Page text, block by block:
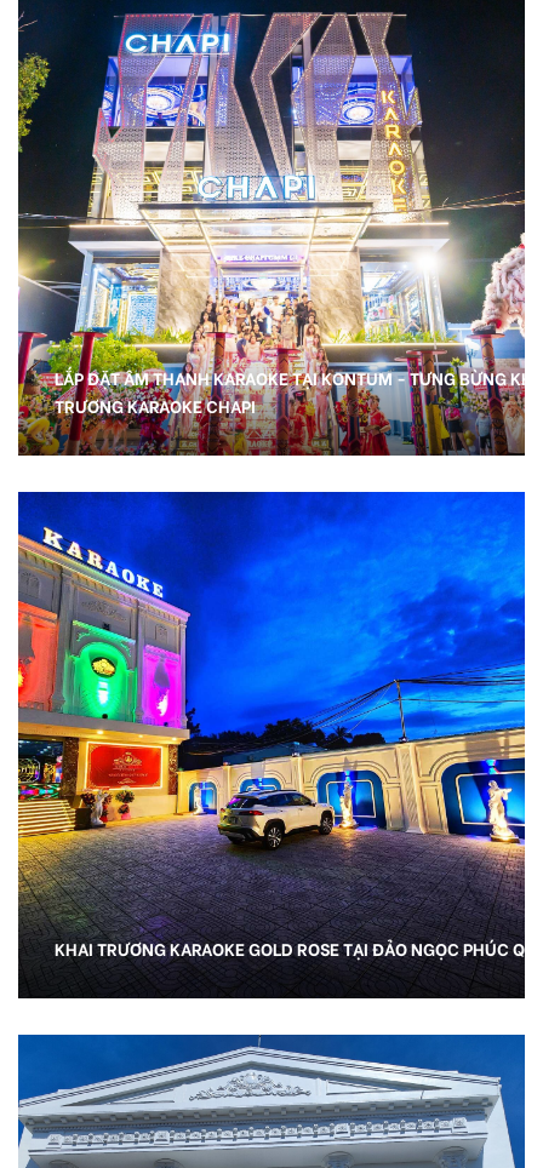
LẮP ĐẶT ÂM THANH KARAOKE TẠI KONTUM - TƯNG BỪNG
TRƯƠNG KARAOKE CHAPI
KHAI TRƯƠNG KARAOKE GOLD ROSE TẠI ĐẢO NGỌC PHÚC